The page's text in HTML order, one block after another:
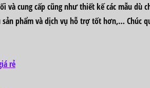
và cung cấp cũng như thiết kế các mẫu
phẩm và dịch vụ hỗ trợ tốt hơn,…
rẻ